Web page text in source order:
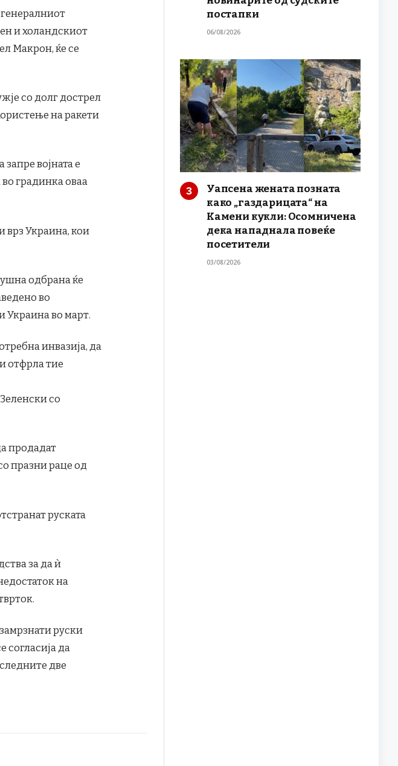
и холандскиот
Макрон, ќе се
со долг дострел
на ракети
војната е
градинка оваа
врз Украина, кои
одбрана ќе
во
Украина во март.
инвазија, да
отфрла тие
со
продадат
празни раце од
руската
за да ѝ
на
руски
согласија да
две
постапки
06/08/2026
Уапсена жената позната
како „газдарицата“ на
Камени кукли: Осомничена
дека нападнала повеќе
посетители
03/08/2026